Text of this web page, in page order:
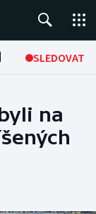
SLEDOVAT
na